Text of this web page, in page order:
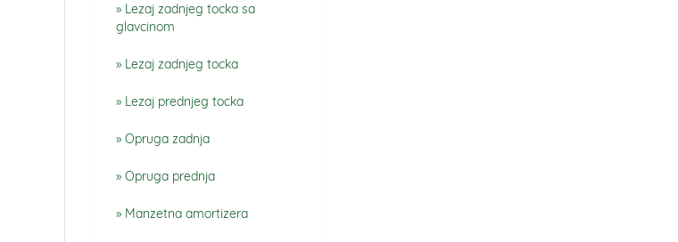
Lezaj zadnjeg tocka sa
glavcinom
Lezaj zadnjeg tocka
Lezaj prednjeg tocka
Opruga zadnja
Opruga prednja
Manzetna amortizera